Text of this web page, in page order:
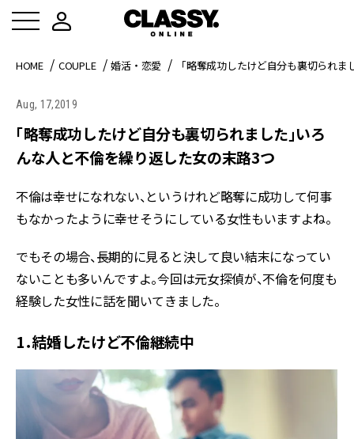
HOME COUPLE 婚活・恋愛 「略奪成功したけど自分も裏切られ
Aug, 17,2019
「略奪成功したけど自分も裏切られました」いろ
んな人と不倫を繰り返した女の末路3つ
不倫は幸せになれない、というけれど略奪に成功して何事
もなかったように幸せそうにしている女性もいますよね。
でもその場合、長期的に見ると決して良い結末になってい
ないことも多いんですよ。今回は元女探偵が、不倫を何度も
経験した女性に話を聞いてきました。
1．結婚したけど不倫継続中